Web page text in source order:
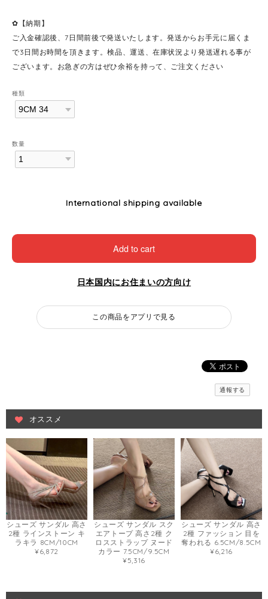
✿【納期】
ご入金確認後、7日間前後で発送いたします。発送からお手元に届くま
で3日間お時間を頂きます。検品、運送、在庫状況より発送遅れる事が
ございます。お急ぎの方はぜひ余裕を持って、ご注文ください
種類
数量
International shipping available
Add to cart
日本国内にお住まいの方向け
この商品をアプリで見る
通報する
オススメ
シューズ サンダル 高さ
2種 ラインストーン キ
ラキラ 8CM/10CM
¥6,872
シューズ サンダル スク
エアトープ 高さ2種 ク
ロスストラップ ヌード
カラー 7.5CM/9.5CM
¥5,316
シューズ サンダル 高さ
2種 ファッション 目を
奪われる 6.5CM/8.5CM
¥6,216